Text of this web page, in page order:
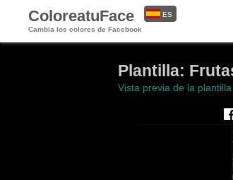
ColoreatuFace
Cambia los colores de Facebook
ES
Plantilla:
Vista previa de la